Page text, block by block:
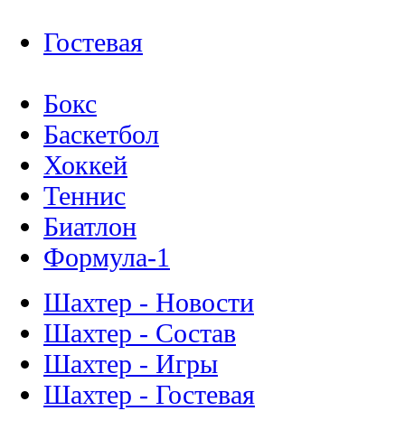
Гостевая
Бокс
Баскетбол
Хоккей
Теннис
Биатлон
Формула-1
Шахтер - Новости
Шахтер - Состав
Шахтер - Игры
Шахтер - Гостевая